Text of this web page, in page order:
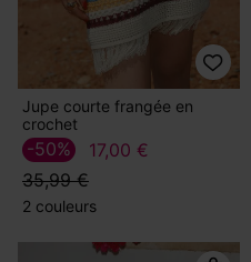
Jupe courte frangée en
crochet
17,00 €
35,99 €
-50%
2 couleurs